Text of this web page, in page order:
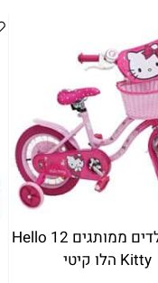
אופני ילדים ממותגים 12 Hello
Kitty הלו קיטי